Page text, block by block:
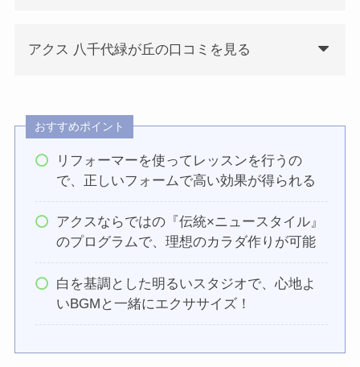
アクス 八千代緑が丘の口コミを見る
おすすめポイント
リフォーマーを使ってレッスンを行うの
で、正しいフォームで高い効果が得られる
アクスならではの『伝統×ニュースタイル』
のプログラムで、理想のカラダ作りが可能
白を基調とした明るいスタジオで、心地よ
いBGMと一緒にエクササイズ！